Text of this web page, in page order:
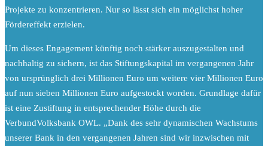
Projekte zu konzentrieren. Nur so lässt sich ein möglichst hoher
Fördereffekt erzielen.
Um dieses Engagement künftig noch stärker auszugestalten und
nachhaltig zu sichern, ist das Stiftungskapital im vergangenen Jahr
von ursprünglich drei Millionen Euro um weitere vier Millionen Euro
auf nun sieben Millionen Euro aufgestockt worden. Grundlage dafür
ist eine Zustiftung in entsprechender Höhe durch die
VerbundVolksbank OWL. „Dank des sehr dynamischen Wachstums
unserer Bank in den vergangenen Jahren sind wir inzwischen mit